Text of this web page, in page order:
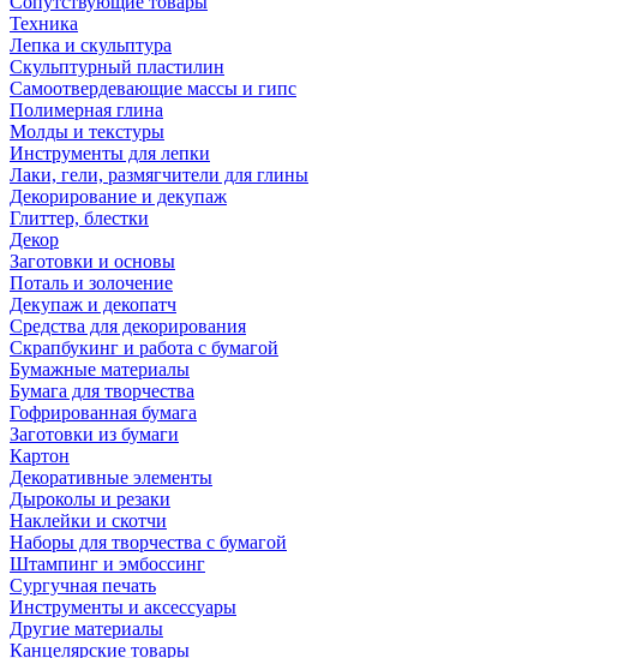
Техника
Лепка и скульптура
Скульптурный пластилин
Самоотвердевающие массы и гипс
Полимерная глина
Молды и текстуры
Инструменты для лепки
Лаки, гели, размягчители для глины
Декорирование и декупаж
Глиттер, блестки
Декор
Заготовки и основы
Поталь и золочение
Декупаж и декопатч
Средства для декорирования
Скрапбукинг и работа с бумагой
Бумажные материалы
Бумага для творчества
Гофрированная бумага
Заготовки из бумаги
Картон
Декоративные элементы
Дыроколы и резаки
Наклейки и скотчи
Наборы для творчества с бумагой
Штампинг и эмбоссинг
Сургучная печать
Инструменты и аксессуары
Другие материалы
Канцелярские товары